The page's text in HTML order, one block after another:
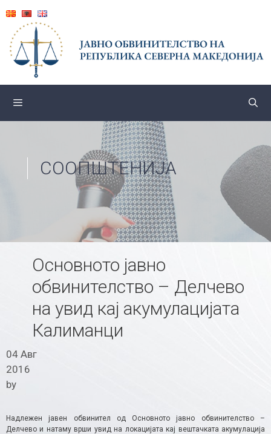
content
СООПШТЕНИЈА
Основното јавно
обвинителство – Делчево
на увид кај акумулацијата
Калиманци
04 Авг
2016
by
Надлежен јавен обвинител од Основното јавно обвинителство –
Делчево и натаму врши увид на локацијата кај вештачката акумулација